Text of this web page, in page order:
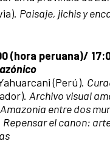
Paisaje, jichis y
(hora peruana)/
(Perú).
Archivo visual
Amazonía entre dos
Repensar el canon: